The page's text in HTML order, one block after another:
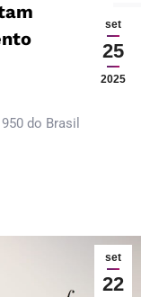
set
25
2025
do Brasil
set
22